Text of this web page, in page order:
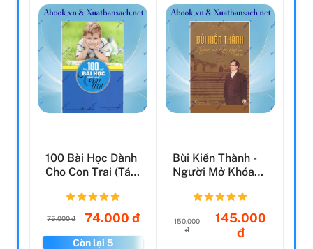
100 Bài Học Dành
Cho Con Trai (Tái
75.000 đ 74.000 đ
Còn lại 5
Bùi Kiến Thành -
Người Mở Khóa
150.000
đ
145.000
đ